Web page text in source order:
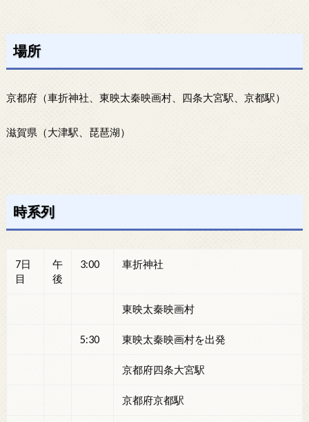
場所
京都府（車折神社、東映太秦映画村、四条大宮駅、京都駅）
滋賀県（大津駅、琵琶湖）
時系列
7日
目
午
後
3:00 車折神社
東映太秦映画村
5:30 東映太秦映画村を出発
京都府四条大宮駅
京都府京都駅